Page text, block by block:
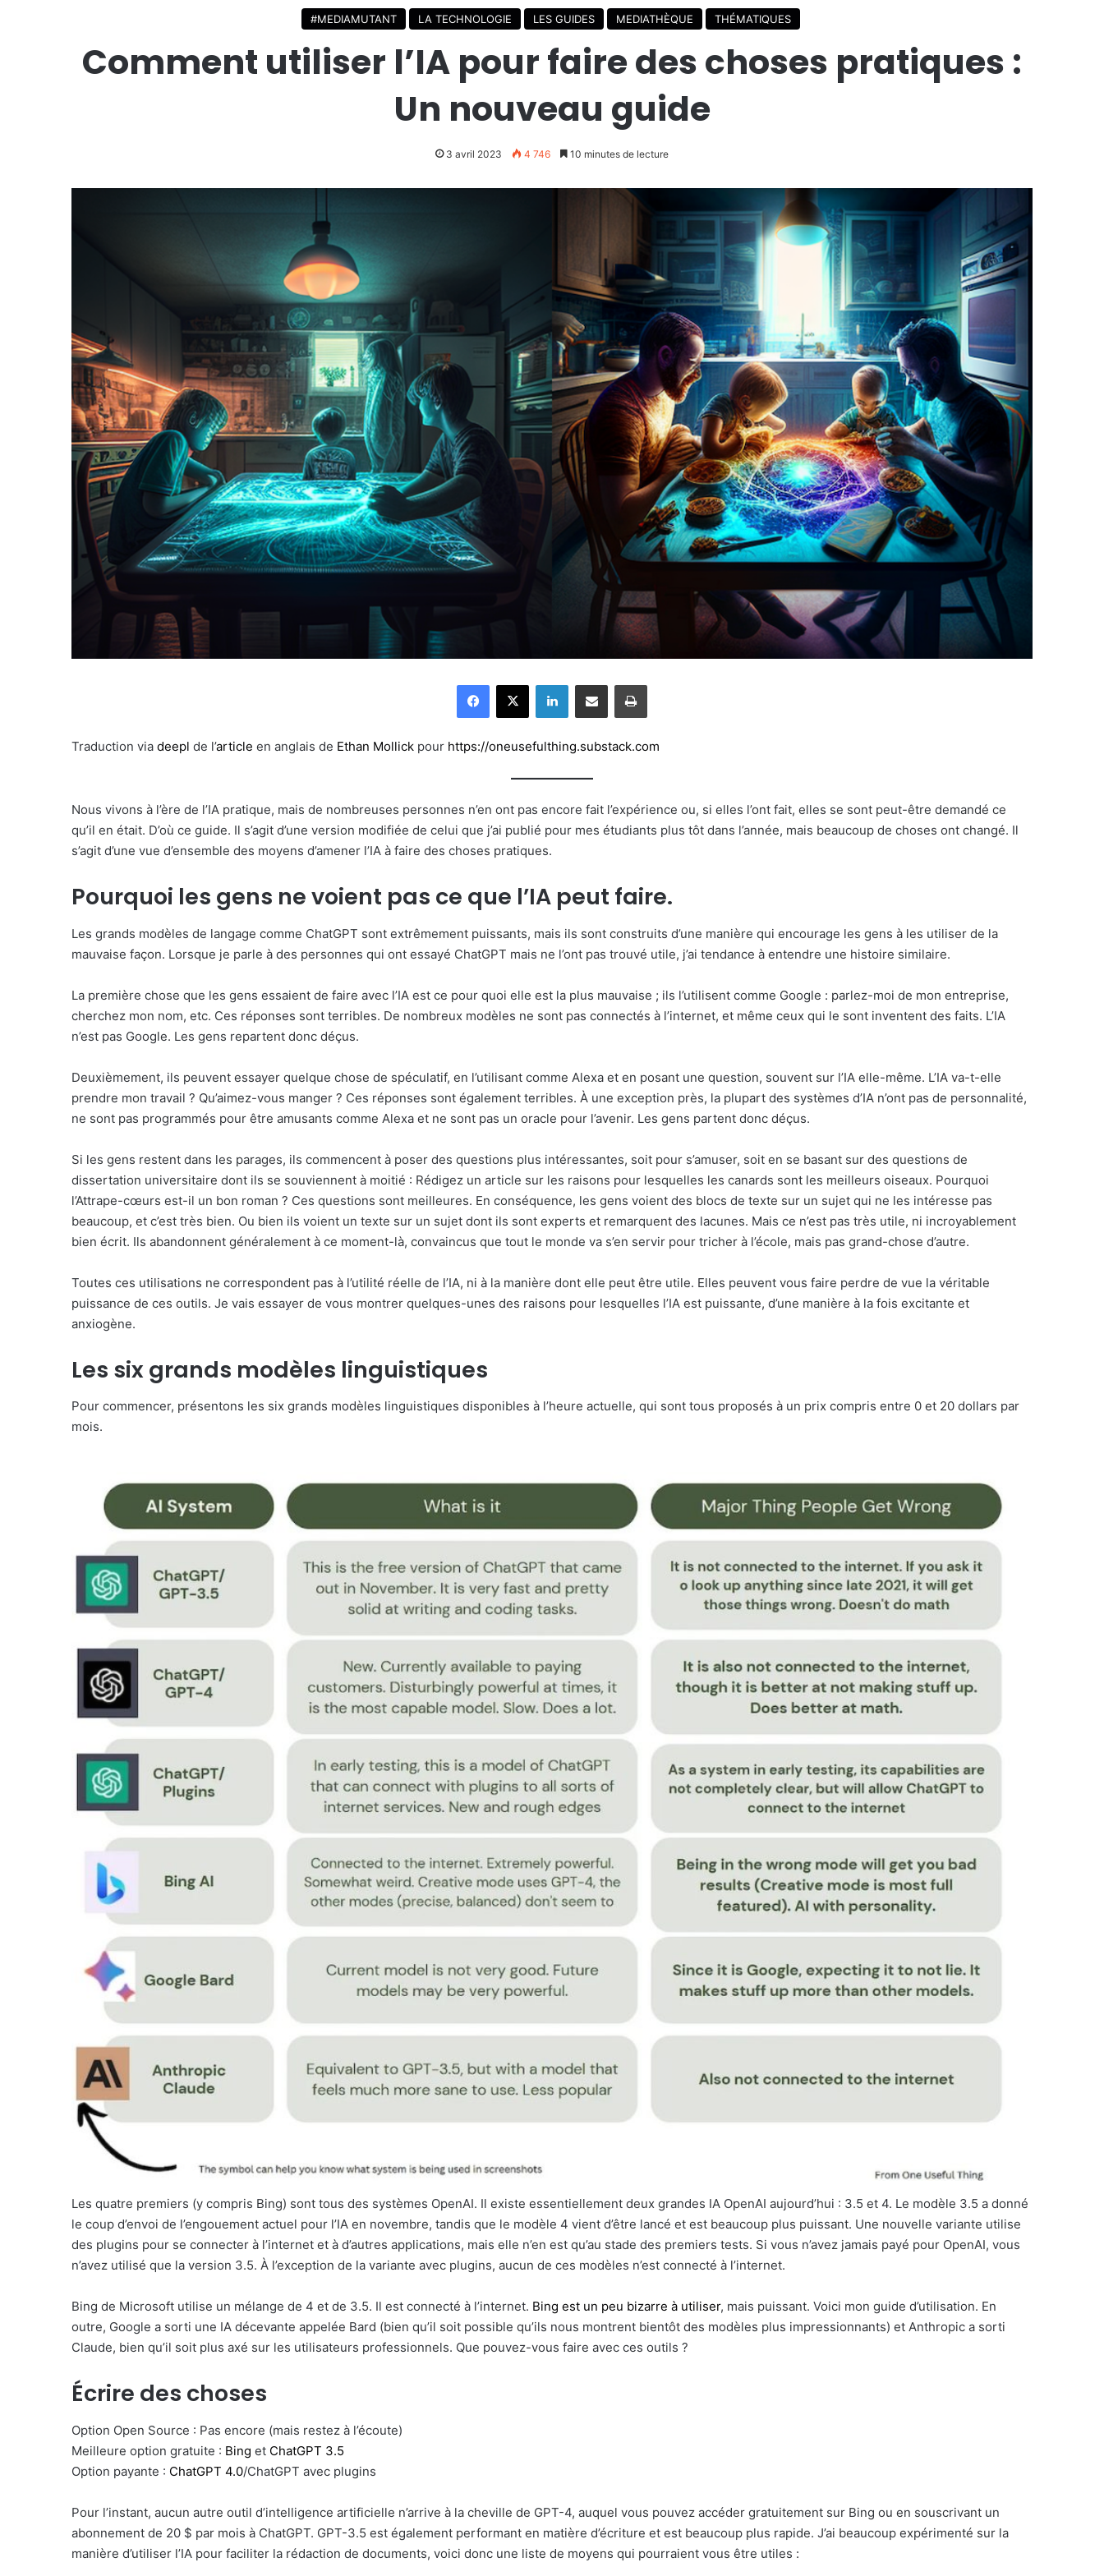
#MEDIAMUTANT LA TECHNOLOGIE LES GUIDES MEDIATHÈQUE THÉMATIQUES
Comment utiliser l’IA pour faire des choses pratiques :
Un nouveau guide
3 avril 2023 4 746 10 minutes de lecture
Facebook
X LinkedinPartager par email Imprimer
Traduction via deepl de l’article en anglais de Ethan Mollick pour https://oneusefulthing.substack.com
Nous vivons à l’ère de l’IA pratique, mais de nombreuses personnes n’en ont pas encore fait l’expérience ou, si elles l’ont fait, elles se sont peut-être demandé ce
qu’il en était. D’où ce guide. Il s’agit d’une version modifiée de celui que j’ai publié pour mes étudiants plus tôt dans l’année, mais beaucoup de choses ont changé. Il
s’agit d’une vue d’ensemble des moyens d’amener l’IA à faire des choses pratiques.
Pourquoi les gens ne voient pas ce que l’IA peut faire.
Les grands modèles de langage comme ChatGPT sont extrêmement puissants, mais ils sont construits d’une manière qui encourage les gens à les utiliser de la
mauvaise façon. Lorsque je parle à des personnes qui ont essayé ChatGPT mais ne l’ont pas trouvé utile, j’ai tendance à entendre une histoire similaire.
La première chose que les gens essaient de faire avec l’IA est ce pour quoi elle est la plus mauvaise ; ils l’utilisent comme Google : parlez-moi de mon entreprise,
cherchez mon nom, etc. Ces réponses sont terribles. De nombreux modèles ne sont pas connectés à l’internet, et même ceux qui le sont inventent des faits. L’IA
n’est pas Google. Les gens repartent donc déçus.
Deuxièmement, ils peuvent essayer quelque chose de spéculatif, en l’utilisant comme Alexa et en posant une question, souvent sur l’IA elle-même. L’IA va-t-elle
prendre mon travail ? Qu’aimez-vous manger ? Ces réponses sont également terribles. À une exception près, la plupart des systèmes d’IA n’ont pas de personnalité,
ne sont pas programmés pour être amusants comme Alexa et ne sont pas un oracle pour l’avenir. Les gens partent donc déçus.
Si les gens restent dans les parages, ils commencent à poser des questions plus intéressantes, soit pour s’amuser, soit en se basant sur des questions de
dissertation universitaire dont ils se souviennent à moitié : Rédigez un article sur les raisons pour lesquelles les canards sont les meilleurs oiseaux. Pourquoi
l’Attrape-cœurs est-il un bon roman ? Ces questions sont meilleures. En conséquence, les gens voient des blocs de texte sur un sujet qui ne les intéresse pas
beaucoup, et c’est très bien. Ou bien ils voient un texte sur un sujet dont ils sont experts et remarquent des lacunes. Mais ce n’est pas très utile, ni incroyablement
bien écrit. Ils abandonnent généralement à ce moment-là, convaincus que tout le monde va s’en servir pour tricher à l’école, mais pas grand-chose d’autre.
Toutes ces utilisations ne correspondent pas à l’utilité réelle de l’IA, ni à la manière dont elle peut être utile. Elles peuvent vous faire perdre de vue la véritable
puissance de ces outils. Je vais essayer de vous montrer quelques-unes des raisons pour lesquelles l’IA est puissante, d’une manière à la fois excitante et
anxiogène.
Les six grands modèles linguistiques
Pour commencer, présentons les six grands modèles linguistiques disponibles à l’heure actuelle, qui sont tous proposés à un prix compris entre 0 et 20 dollars par
mois.
Les quatre premiers (y compris Bing) sont tous des systèmes OpenAI. Il existe essentiellement deux grandes IA OpenAI aujourd’hui : 3.5 et 4. Le modèle 3.5 a donné
le coup d’envoi de l’engouement actuel pour l’IA en novembre, tandis que le modèle 4 vient d’être lancé et est beaucoup plus puissant. Une nouvelle variante utilise
des plugins pour se connecter à l’internet et à d’autres applications, mais elle n’en est qu’au stade des premiers tests. Si vous n’avez jamais payé pour OpenAI, vous
n’avez utilisé que la version 3.5. À l’exception de la variante avec plugins, aucun de ces modèles n’est connecté à l’internet.
Bing de Microsoft utilise un mélange de 4 et de 3.5. Il est connecté à l’internet. Bing est un peu bizarre à utiliser, mais puissant. Voici mon guide d’utilisation. En
outre, Google a sorti une IA décevante appelée Bard (bien qu’il soit possible qu’ils nous montrent bientôt des modèles plus impressionnants) et Anthropic a sorti
Claude, bien qu’il soit plus axé sur les utilisateurs professionnels. Que pouvez-vous faire avec ces outils ?
Écrire des choses
Option Open Source : Pas encore (mais restez à l’écoute)
Meilleure option gratuite : Bing et ChatGPT 3.5
Option payante : ChatGPT 4.0/ChatGPT avec plugins
Pour l’instant, aucun autre outil d’intelligence artificielle n’arrive à la cheville de GPT-4, auquel vous pouvez accéder gratuitement sur Bing ou en souscrivant un
abonnement de 20 $ par mois à ChatGPT. GPT-3.5 est également performant en matière d’écriture et est beaucoup plus rapide. J’ai beaucoup expérimenté sur la
manière d’utiliser l’IA pour faciliter la rédaction de documents, voici donc une liste de moyens qui pourraient vous être utiles :